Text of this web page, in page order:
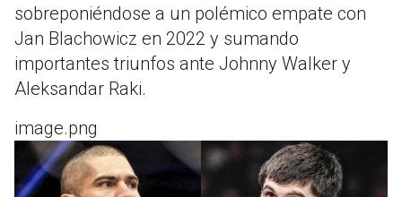
sobreponiéndose a un polémico empate con
Jan Blachowicz en 2022 y sumando
importantes triunfos ante Johnny Walker y
Aleksandar Raki.
image.png